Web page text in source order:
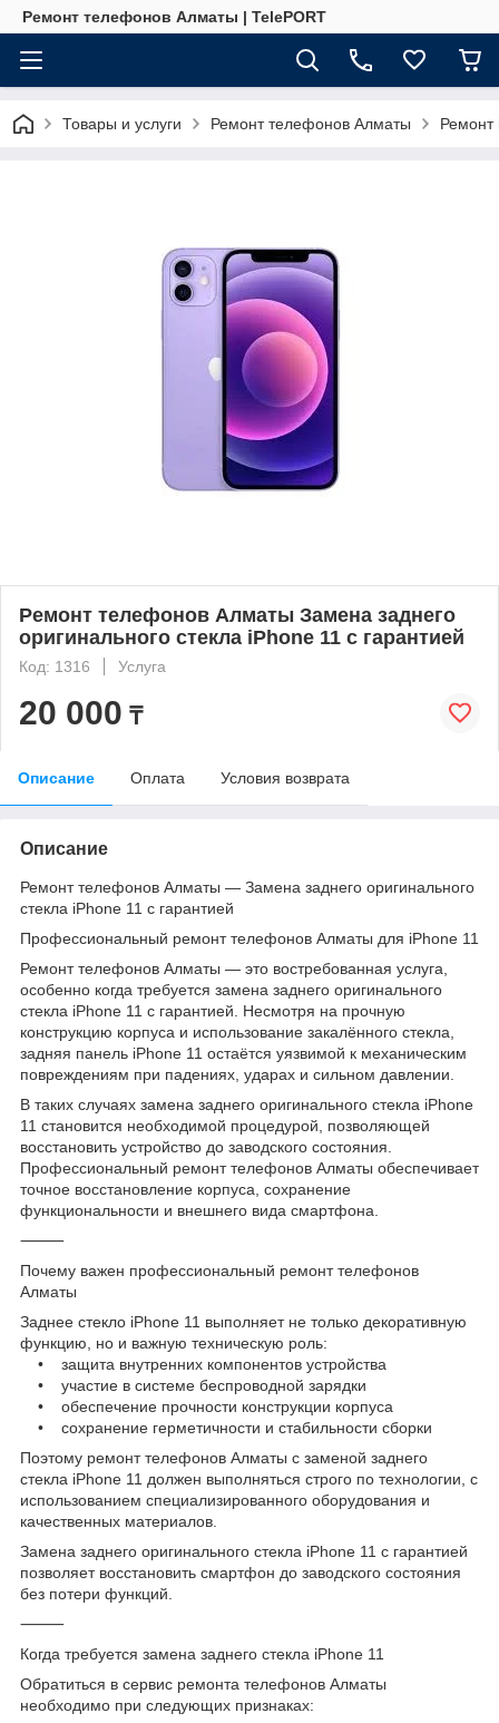
Ремонт телефонов Алматы | TelePORT
Товары и услуги Ремонт телефонов Алматы Ремонт
Ремонт телефонов Алматы Замена заднего
оригинального стекла iPhone 11 с гарантией
Код: 1316 Услуга
20 000 ₸
Описание Оплата Условия возврата
Описание
Ремонт телефонов Алматы — Замена заднего оригинального
стекла iPhone 11 с гарантией
Профессиональный ремонт телефонов Алматы для iPhone 11
Ремонт телефонов Алматы — это востребованная услуга,
особенно когда требуется замена заднего оригинального
стекла iPhone 11 с гарантией. Несмотря на прочную
конструкцию корпуса и использование закалённого стекла,
задняя панель iPhone 11 остаётся уязвимой к механическим
повреждениям при падениях, ударах и сильном давлении.
В таких случаях замена заднего оригинального стекла iPhone
11 становится необходимой процедурой, позволяющей
восстановить устройство до заводского состояния.
Профессиональный ремонт телефонов Алматы обеспечивает
точное восстановление корпуса, сохранение
функциональности и внешнего вида смартфона.
⸻
Почему важен профессиональный ремонт телефонов
Алматы
Заднее стекло iPhone 11 выполняет не только декоративную
функцию, но и важную техническую роль:
• защита внутренних компонентов устройства
• участие в системе беспроводной зарядки
• обеспечение прочности конструкции корпуса
• сохранение герметичности и стабильности сборки
Поэтому ремонт телефонов Алматы с заменой заднего
стекла iPhone 11 должен выполняться строго по технологии, с
использованием специализированного оборудования и
качественных материалов.
Замена заднего оригинального стекла iPhone 11 с гарантией
позволяет восстановить смартфон до заводского состояния
без потери функций.
⸻
Когда требуется замена заднего стекла iPhone 11
Обратиться в сервис ремонта телефонов Алматы
необходимо при следующих признаках: